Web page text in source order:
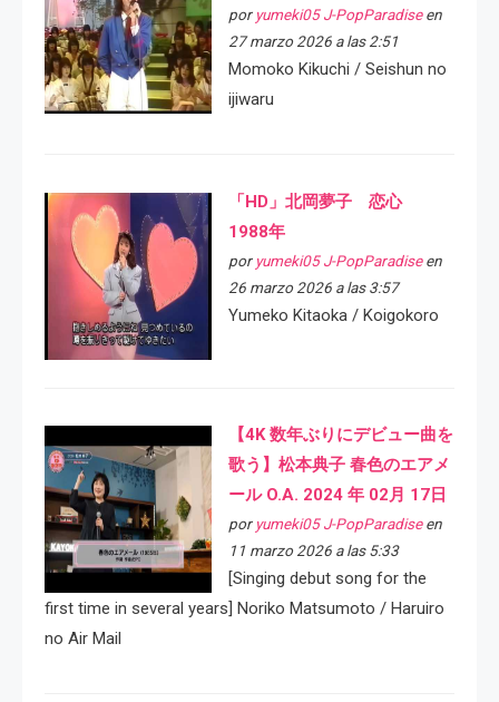
por yumeki05 J-PopParadiseen
27 marzo 2026 a las 2:51
Momoko Kikuchi / Seishun no
ijiwaru
「HD」北岡夢子 恋心
1988年
por yumeki05 J-PopParadiseen
26 marzo 2026 a las 3:57
Yumeko Kitaoka / Koigokoro
【4K 数年ぶりにデビュー曲を
歌う】松本典子 春色のエアメ
ール O.A. 2024 年 02月 17日
por yumeki05 J-PopParadiseen
11 marzo 2026 a las 5:33
[Singing debut song for the
first time in several years] Noriko Matsumoto / Haruiro
no Air Mail